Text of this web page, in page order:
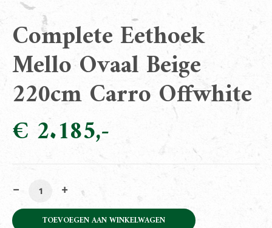
Complete Eethoek
Mello Ovaal Beige
220cm Carro Offwhite
€ 2.185
Complete Eethoek Mello Ovaal Beige 220cm Carro
TOEVOEGEN AAN WINKELWAGEN